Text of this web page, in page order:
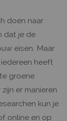
doen naar
dat je de
eisen. Maar
heeft
groene
er manieren
kun je
online en op